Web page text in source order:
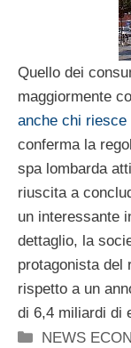
Quello dei
maggiormente
anche chi
conferma la
spa lombarda
riuscita a
un interessante
dettaglio, la
protagonista del
rispetto a un
di 6,4 miliardi di
Categorie
NEWS